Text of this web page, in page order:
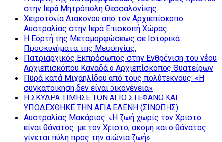
στην Ιερά Μητρόπολη Θεσσαλονίκης
Χειροτονία Διακόνου από τον Αρχιεπίσκοπο
Αυστραλίας στην Ιερά Επισκοπή Χώρας
Η Εορτή της Μεταμορφώσεως σε Ιστορικά
Προσκυνήματα της Μεσσηνίας.
Πατριαρχικός Εκπρόσωπος στην Ενθρόνιση του νέου
Αρχιεπισκόπου Καναδά ο Αρχιεπίσκοπος Θυατείρων
Πυρά κατά Μιχαηλίδου από τους πολύτεκνους: «Η
συγκατοίκηση δεν είναι οικογένεια»
Η ΣΚΥΔΡΑ ΤΙΜΗΣΕ ΤΟΝ ΑΓΙΟ ΣΤΕΦΑΝΟ ΚΑΙ
ΥΠΟΔΕΧΘΗΚΕ ΤΗΝ ΑΓΙΑ ΕΛΕΝΗ (ΣΙΝΩΠΗΣ)
Αυστραλίας Μακάριος: «Η ζωή χωρίς τον Χριστό
είναι θάνατος· με τον Χριστό, ακόμη και ο θάνατος
γίνεται πύλη προς την αιώνια ζωή»